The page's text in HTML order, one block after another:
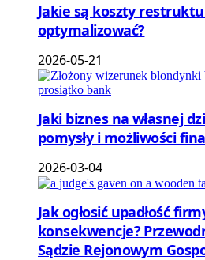
Jakie są koszty
optymalizować?
2026-05-21
Jaki biznes na własnej
pomysły i możliwości
2026-03-04
Jak ogłosić upadłość
konsekwencje?
Sądzie Rejonowym